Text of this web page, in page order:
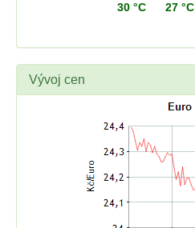
30 °C 27 °C
Vývoj cen